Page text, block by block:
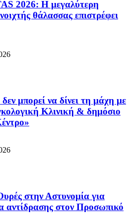
2026: Η μεγαλύτερη
θάλασσας επιστρέφει
μπορεί να δίνει τη μάχη με
Κλινική & δημόσιο
στην Αστυνομία για
αντίδρασης στον Προσωπικό